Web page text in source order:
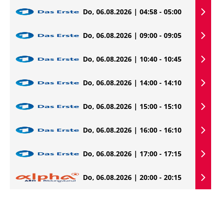
Do, 06.08.2026 | 04:58 - 05:00
Do, 06.08.2026 | 09:00 - 09:05
Do, 06.08.2026 | 10:40 - 10:45
Do, 06.08.2026 | 14:00 - 14:10
Do, 06.08.2026 | 15:00 - 15:10
Do, 06.08.2026 | 16:00 - 16:10
Do, 06.08.2026 | 17:00 - 17:15
Do, 06.08.2026 | 20:00 - 20:15